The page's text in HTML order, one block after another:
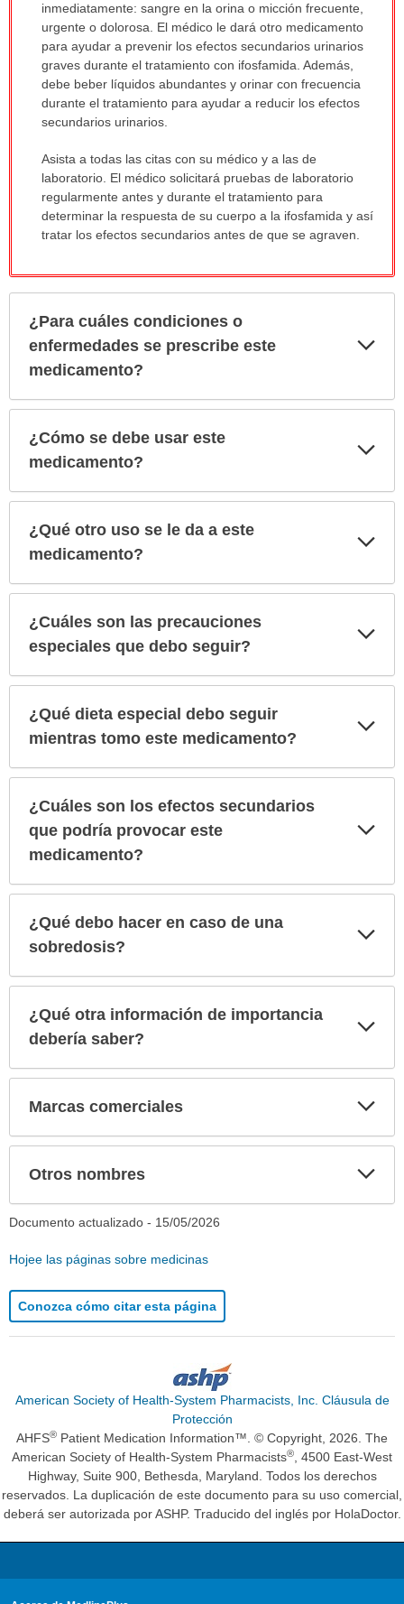
inmediatamente: sangre en la orina o micción frecuente,
urgente o dolorosa. El médico le dará otro medicamento
para ayudar a prevenir los efectos secundarios urinarios
graves durante el tratamiento con ifosfamida. Además,
debe beber líquidos abundantes y orinar con frecuencia
durante el tratamiento para ayudar a reducir los efectos
secundarios urinarios.
Asista a todas las citas con su médico y a las de
laboratorio. El médico solicitará pruebas de laboratorio
regularmente antes y durante el tratamiento para
determinar la respuesta de su cuerpo a la ifosfamida y así
tratar los efectos secundarios antes de que se agraven.
¿Para cuáles condiciones o
enfermedades se prescribe este
medicamento?
¿Cómo se debe usar este
medicamento?
¿Qué otro uso se le da a este
medicamento?
¿Cuáles son las precauciones
especiales que debo seguir?
¿Qué dieta especial debo seguir
mientras tomo este medicamento?
¿Cuáles son los efectos secundarios
que podría provocar este
medicamento?
¿Qué debo hacer en caso de una
sobredosis?
¿Qué otra información de importancia
debería saber?
Marcas comerciales
Otros nombres
Documento actualizado - 15/05/2026
Hojee las páginas sobre medicinas
Conozca cómo citar esta página
American Society of Health-System Pharmacists, Inc. Cláusula de
Protección
AHFS® Patient Medication Information™. © Copyright, 2026. The
American Society of Health-System Pharmacists®, 4500 East-West
Highway, Suite 900, Bethesda, Maryland. Todos los derechos
reservados. La duplicación de este documento para su uso comercial,
deberá ser autorizada por ASHP. Traducido del inglés por HolaDoctor.